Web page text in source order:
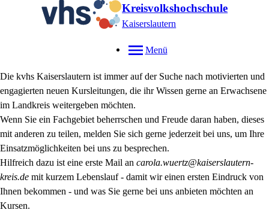
Kreisvolkshochschule
Kaiserslautern
Menü
Die kvhs Kaiserslautern ist immer auf der Suche nach motivierten und
engagierten neuen Kursleitungen, die ihr Wissen gerne an Erwachsene
im Landkreis weitergeben möchten.
Wenn Sie ein Fachgebiet beherrschen und Freude daran haben, dieses
mit anderen zu teilen, melden Sie sich gerne jederzeit bei uns, um Ihre
Einsatzmöglichkeiten bei uns zu besprechen.
Hilfreich dazu ist eine erste Mail an carola.wuertz@kaiserslautern-
kreis.de mit kurzem Lebenslauf - damit wir einen ersten Eindruck von
Ihnen bekommen - und was Sie gerne bei uns anbieten möchten an
Kursen.